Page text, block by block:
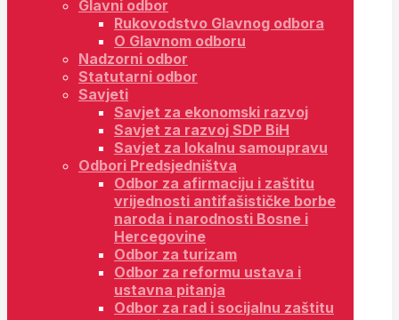
Glavni odbor
Rukovodstvo Glavnog odbora
O Glavnom odboru
Nadzorni odbor
Statutarni odbor
Savjeti
Savjet za ekonomski razvoj
Savjet za razvoj SDP BiH
Savjet za lokalnu samoupravu
Odbori Predsjedništva
Odbor za afirmaciju i zaštitu
vrijednosti antifašističke borbe
naroda i narodnosti Bosne i
Hercegovine
Odbor za turizam
Odbor za reformu ustava i
ustavna pitanja
Odbor za rad i socijalnu zaštitu